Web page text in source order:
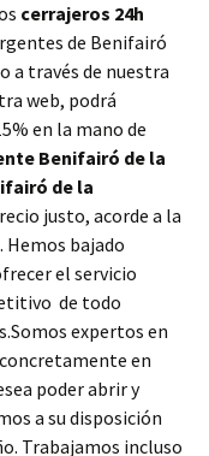
cerrajeros 24h
de Benifairó
a través de nuestra
web, podrá
en la mano de
Benifairó de la
de la
justo, acorde a la
Hemos bajado
el servicio
de todo
expertos en
en
poder abrir y
a su disposición
Trabajamos incluso